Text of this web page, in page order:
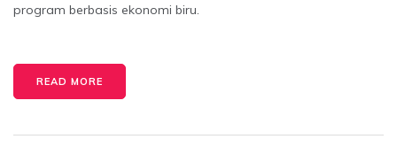
program berbasis ekonomi biru.
READ MORE